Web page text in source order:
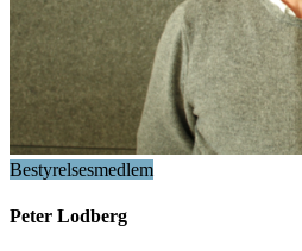
Bestyrelsesmedlem
Peter Lodberg